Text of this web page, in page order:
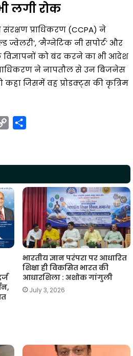
लगी रोक
प्राधिकरण (CCPA) ने
‘मैग्नेटिक नी सपोर्ट’ और
विज्ञापनों को बंद करने का भी आदेश
ने नापतौल से उन बिजनेस
जिसमें वह प्रोडक्ट्स की कृत्रिम
y
i
n
k
r
भारतीय ज्ञान परंपरा पर आधारित
शिक्षा ही विकसित भारत की
आधारशिला : अशोक गांगुली
July 3, 2026